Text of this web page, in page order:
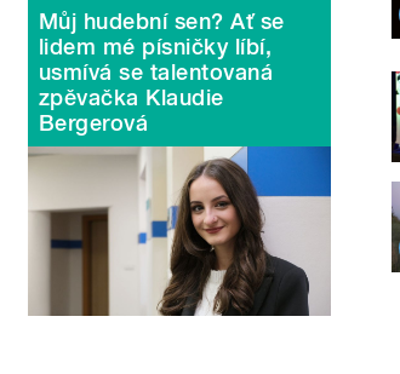
Můj hudební sen? Ať se
lidem mé písničky líbí,
usmívá se talentovaná
zpěvačka Klaudie
Bergerová